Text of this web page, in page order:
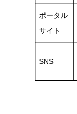
ポータル
サイト
SNS